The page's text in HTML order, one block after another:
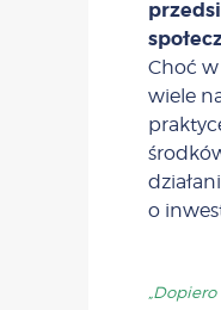
Choć
wiele
o